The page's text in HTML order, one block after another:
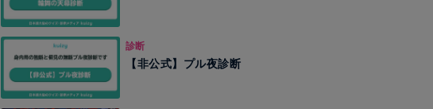
診断
【非公式】プル夜診断